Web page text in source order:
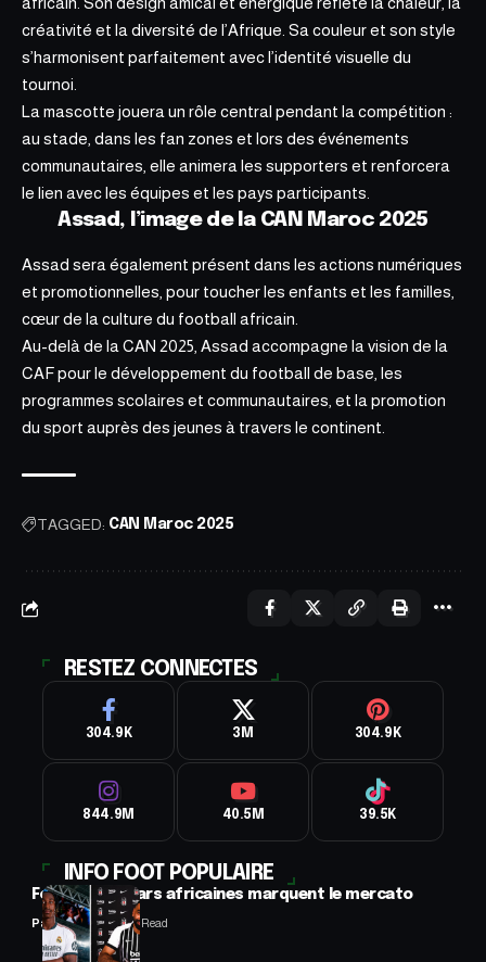
créativité et la diversité de l’Afrique. Sa couleur et son style
s’harmonisent parfaitement avec l’identité visuelle du
tournoi.
La mascotte jouera un rôle central pendant la compétition :
au stade, dans les fan zones et lors des événements
communautaires, elle animera les supporters et renforcera
le lien avec les équipes et les pays participants.
Assad, l’image de la CAN Maroc 2025
Assad sera également présent dans les actions numériques
et promotionnelles, pour toucher les enfants et les familles,
cœur de la culture du football africain.
Au-delà de la CAN 2025, Assad accompagne la vision de la
CAF pour le développement du football de base, les
programmes scolaires et communautaires, et la promotion
du sport auprès des jeunes à travers le continent.
TAGGED: CAN Maroc 2025
RESTEZ CONNECTES
304.9K 3M 304.9K
844.9M 40.5M 39.5K
INFO FOOT POPULAIRE
Football : 2 stars africaines marquent le mercato
Panafrofoot2 Min Read